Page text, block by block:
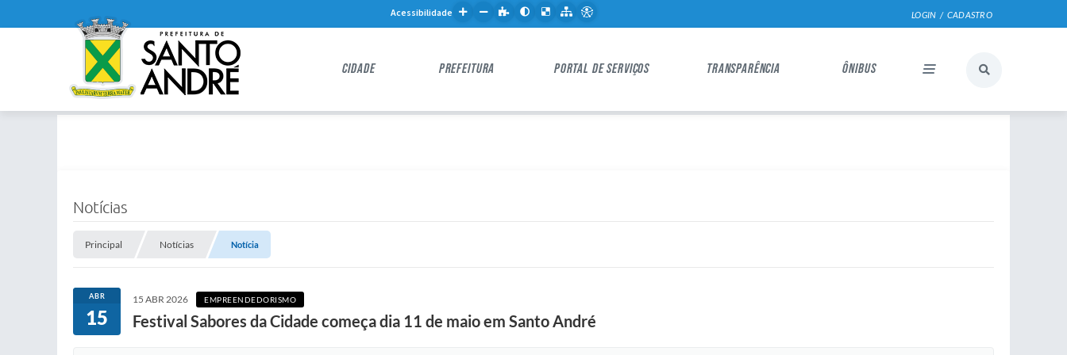
LOGIN / CADASTRO
Acessibilidade
CIDADE PREFEITURA PORTAL DE SERVIÇOS TRANSPARÊNCIA ÔNIBUS
Notícias
Principal Notícias Notícia
ABR
15
15 ABR 2026 EMPREENDEDORISMO
Festival Sabores da Cidade começa dia 11 de maio em Santo André